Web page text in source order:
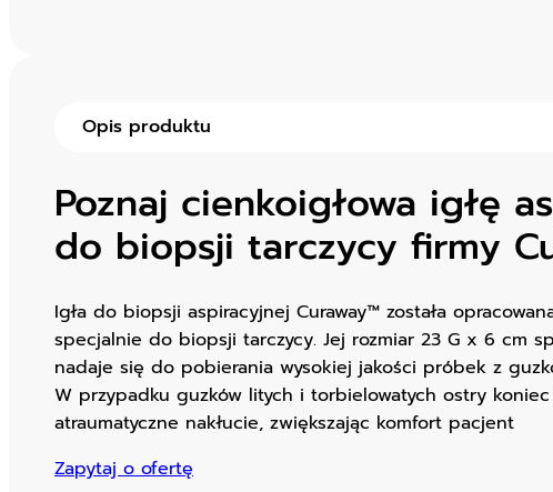
Opis produktu
Poznaj cienkoigłowa igłę
do biopsji tarczycy firmy
Igła do biopsji aspiracyjnej Curaway™ została
specjalnie do biopsji tarczycy. Jej rozmiar 23 G x 6 cm
nadaje się do pobierania wysokiej jakości próbek z
W przypadku guzków litych i torbielowatych ostry koniec
atraumatyczne nakłucie, zwiększając komfort pacjent
Zapytaj o ofertę